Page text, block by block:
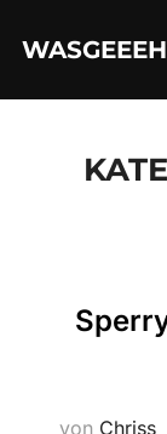
Inhalt
von Chriss